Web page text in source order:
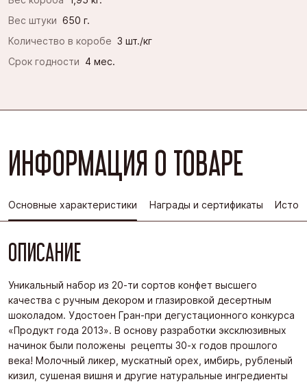
Вес штуки 650 г.
Количество в коробе 3 шт./кг
Срок годности 4 мес.
ИНФОРМАЦИЯ О ТОВАРЕ
Основные характеристики Награды и сертификаты
ОПИСАНИЕ
Уникальный набор из 20-ти сортов конфет высшего
качества с ручным декором и глазировкой десертным
шоколадом. Удостоен Гран-при дегустационного конкурса
«Продукт года 2013». В основу разработки эксклюзивных
начинок были положены рецепты 30-х годов прошлого
века! Молочный ликер, мускатный орех, имбирь, рубленый
кизил, сушеная вишня и другие натуральные ингредиенты